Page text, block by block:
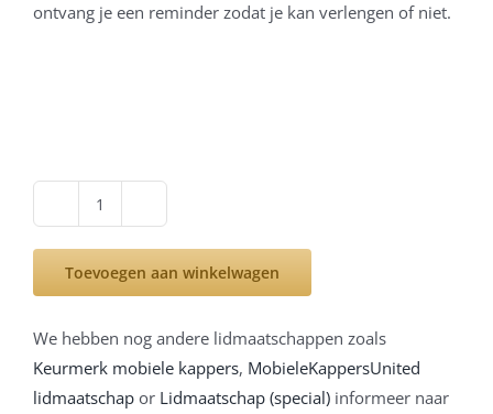
ontvang je een reminder zodat je kan verlengen of niet.
Keurmerk
mobiele
kappers
Toevoegen aan winkelwagen
We hebben nog andere lidmaatschappen zoals
Keurmerk mobiele kappers, MobieleKappersUnited
lidmaatschap or Lidmaatschap (special) informeer naar